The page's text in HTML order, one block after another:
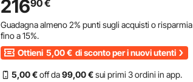
21690€
Guadagna almeno2% punti sugli acquisti o risparmia
fino a15%.
Ottieni 5,00 € di sconto per i nuovi utenti
5,00 €off da99,00 €sui primi 3 ordini in app.